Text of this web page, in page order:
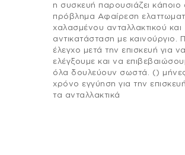
η συσκευή παρουσιάζει κάποιο
πρόβλημα Αφαίρεση
χαλασμένου ανταλλακτικού και
αντικατάσταση με καινούργιο.
έλεγχο μετά την επισκευή για να
ελέγξουμε και να
όλα δουλεύουν σωστά. ()
χρόνο εγγύηση για την
τα ανταλλακτικά